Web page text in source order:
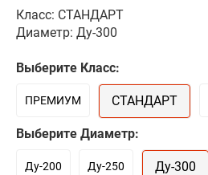
Класс: СТАНДАРТ
Диаметр: Ду-300
Выберите Класс:
ПРЕМИУМ СТАНДАРТ
Выберите Диаметр:
Ду-200 Ду-250 Ду-300